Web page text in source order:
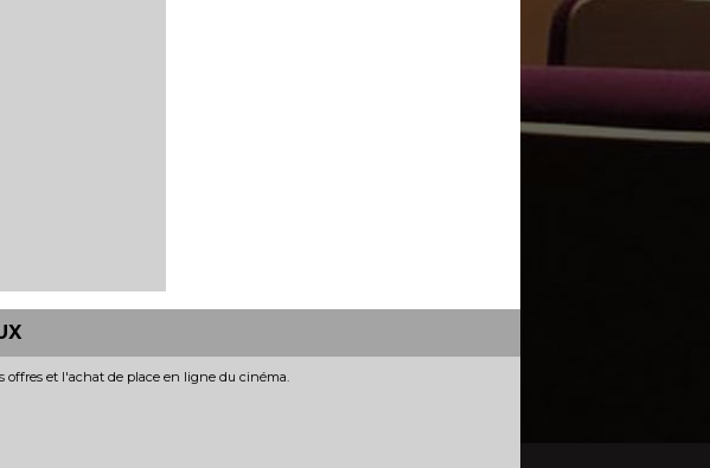
offres et l'achat de place en ligne du cinéma.